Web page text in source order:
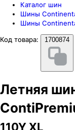
Каталог шин
Шины
Шины
Код товара:
1700874
Летняя
110Y XL